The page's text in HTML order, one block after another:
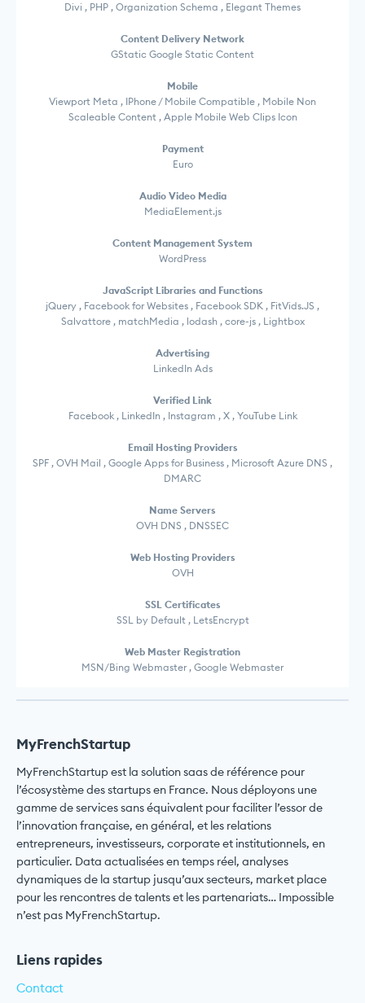
Divi , PHP , Organization Schema , Elegant Themes
Content Delivery Network
GStatic Google Static Content
Mobile
Viewport Meta , IPhone / Mobile Compatible , Mobile Non
Scaleable Content , Apple Mobile Web Clips Icon
Payment
Euro
Audio Video Media
MediaElement.js
Content Management System
WordPress
JavaScript Libraries and Functions
jQuery , Facebook for Websites , Facebook SDK , FitVids.JS ,
Salvattore , matchMedia , lodash , core-js , Lightbox
Advertising
LinkedIn Ads
Verified Link
Facebook , LinkedIn , Instagram , X , YouTube Link
Email Hosting Providers
SPF , OVH Mail , Google Apps for Business , Microsoft Azure DNS ,
DMARC
Name Servers
OVH DNS , DNSSEC
Web Hosting Providers
OVH
SSL Certificates
SSL by Default , LetsEncrypt
Web Master Registration
MSN/Bing Webmaster , Google Webmaster
MyFrenchStartup
MyFrenchStartup est la solution saas de référence pour
l’écosystème des startups en France. Nous déployons une
gamme de services sans équivalent pour faciliter l’essor de
l’innovation française, en général, et les relations
entrepreneurs, investisseurs, corporate et institutionnels, en
particulier. Data actualisées en temps réel, analyses
dynamiques de la startup jusqu’aux secteurs, market place
pour les rencontres de talents et les partenariats… Impossible
n’est pas MyFrenchStartup.
Liens rapides
Contact